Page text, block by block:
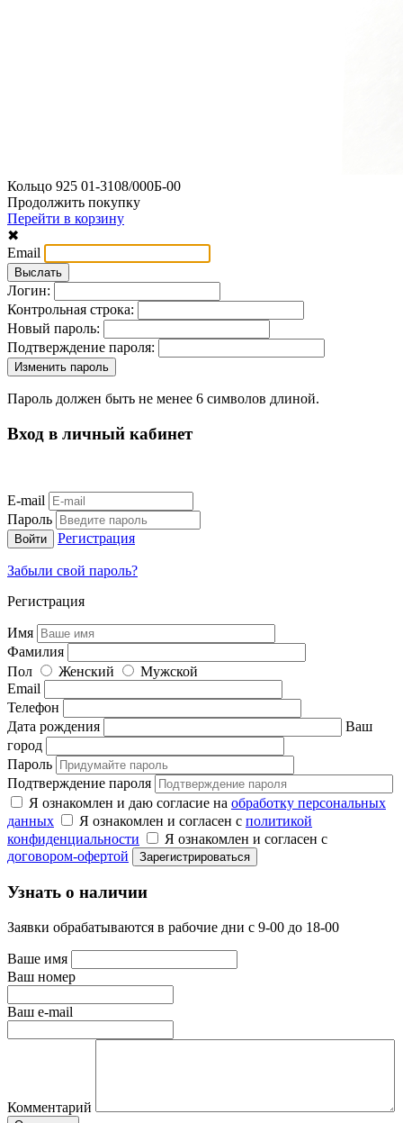
Кольцо 925 01-3108/000Б-00
Продолжить покупку
Перейти в корзину
✖
Email
Логин:
Контрольная строка:
Новый пароль:
Подтверждение пароля:
Пароль должен быть не менее 6 символов длиной.
Вход в личный кабинет
E-mail
Пароль
Регистрация
Забыли свой пароль?
Регистрация
Имя
Фамилия
Пол
Женский
Мужской
Email
Телефон
Дата рождения
Ваш
город
Пароль
Подтверждение пароля
Я ознакомлен и даю согласие на обработку персональных
данных
Я ознакомлен и согласен с политикой
конфиденциальности
Я ознакомлен и согласен с
договором-офертой
Узнать о наличии
Заявки обрабатываются в рабочие дни с 9-00 до 18-00
Ваше имя
Ваш номер
Ваш e-mail
Комментарий